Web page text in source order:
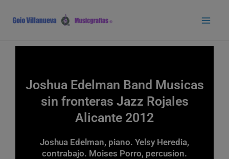
contenido
Joshua Edelman Band Musicas
sin fronteras Jazz Rojales
Alicante 2012
Joshua Edelman, piano. Yelsy Heredia,
contrabajo. Moises Porro, percusion.